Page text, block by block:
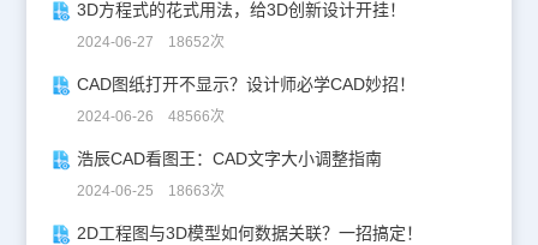
3D方程式的花式用法，给3D创新设计开挂！
2024-06-27 18652次
CAD图纸打开不显示？设计师必学CAD妙招！
2024-06-26 48566次
浩辰CAD看图王：CAD文字大小调整指南
2024-06-25 18663次
2D工程图与3D模型如何数据关联？一招搞定！